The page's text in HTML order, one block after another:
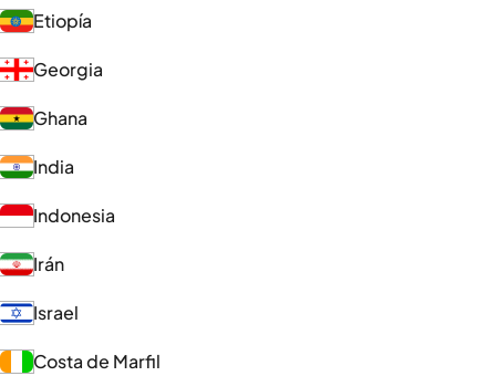
Etiopía
Georgia
Ghana
India
Indonesia
Irán
Israel
Costa de Marfil